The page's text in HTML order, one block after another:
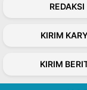
REDAKSI
KIRIM
KIRIM